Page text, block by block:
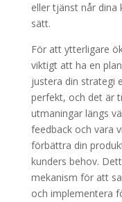
eller tjänst når
sätt.
För att ytterligare
viktigt att ha en
justera din strategi
perfekt, och det är
utmaningar längs
feedback och vara
förbättra din
kunders behov.
mekanism för att
och implementera